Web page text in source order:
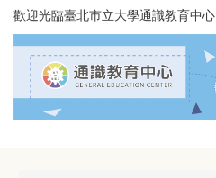
跳
到
主
歡迎光臨臺北市立大學通識教育中心